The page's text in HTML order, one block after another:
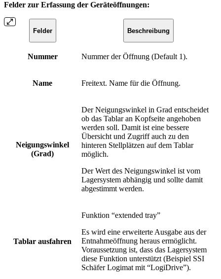
Felder zur Erfassung der Geräteöffnungen:
Felder Beschreibung
Nummer Nummer der Öffnung (Default 1).
Name Freitext. Name für die Öffnung.
Neigungswinkel
(Grad)
Der Neigungswinkel in Grad entscheidet
ob das Tablar an Kopfseite angehoben
werden soll. Damit ist eine bessere
Übersicht und Zugriff auch zu den
hinteren Stellplätzen auf dem Tablar
möglich.
Der Wert des Neigungswinkel ist vom
Lagersystem abhängig und sollte damit
abgestimmt werden.
Tablar ausfahren
Funktion “extended tray”
Es wird eine erweiterte Ausgabe aus der
Entnahmeöffnung heraus ermöglicht.
Voraussetzung ist, dass das Lagersystem
diese Funktion unterstützt (Beispiel SSI
Schäfer Logimat mit “LogiDrive”).